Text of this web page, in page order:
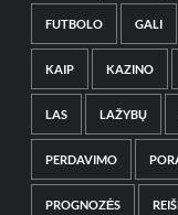
FUTBOLO GALI
KAIP KAZINO
LAS LAŽYBŲ
PERDAVIMO
PROGNOZĖS